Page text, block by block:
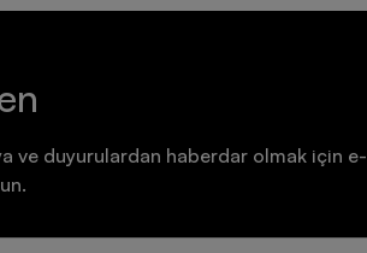
ve duyurulardan haberdar olmak için e-